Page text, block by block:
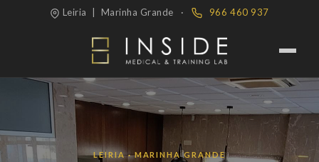
Leiria | Marinha Grande · 966 460 937
LEIRIA · MARINHA GRANDE